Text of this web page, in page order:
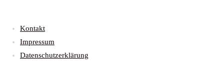
Kontakt
Impressum
Datenschutzerklärung